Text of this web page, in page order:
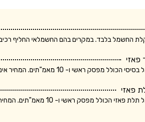
בלבד. במקרים בהם החשמלאי החליף רכיב, מקובל לדרוש כ- 50%
10 מאמ"תים. המחיר אינו כולל ביקורת של חברת חשמל.
פאזי
המחיר מתייחס ללוח חשמל